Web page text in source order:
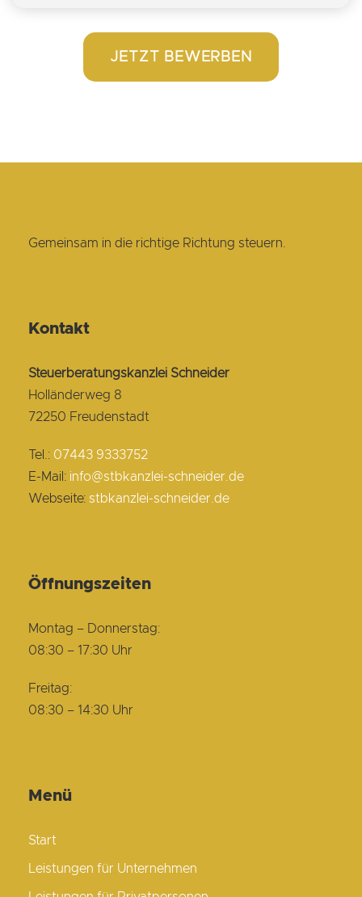
JETZT BEWERBEN
Gemeinsam in die richtige Richtung steuern.
Kontakt
Steuerberatungskanzlei Schneider
Holländerweg 8
72250 Freudenstadt
Tel.: 07443 9333752
E-Mail: info@stbkanzlei-schneider.de
Webseite: stbkanzlei-schneider.de
Öffnungszeiten
Montag – Donnerstag:
08:30 – 17:30 Uhr
Freitag:
08:30 – 14:30 Uhr
Menü
Start
Leistungen für Unternehmen